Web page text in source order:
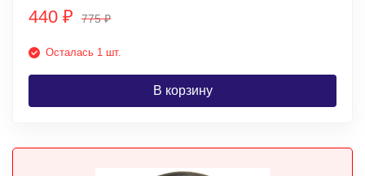
440 ₽ 775₽
Осталась 1 шт.
В корзину